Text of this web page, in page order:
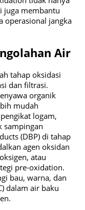
juga membantu
operasional jangka
Air
tahap oksidasi
dan filtrasi.
organik
mudah
logam,
sampingan
(DBP) di tahap
agen oksidan
atau
pre-oxidation.
bau, warna, dan
dalam air baku